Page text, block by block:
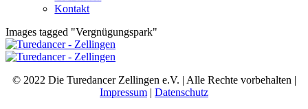
Kontakt
Images tagged "Vergnügungspark"
© 2022 Die Turedancer Zellingen e.V. | Alle Rechte vorbehalten |
Impressum | Datenschutz